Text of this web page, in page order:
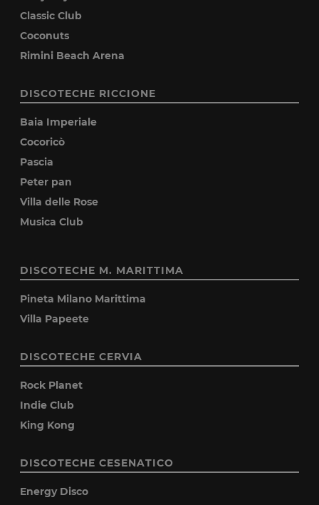
Classic Club
Coconuts
Rimini Beach Arena
DISCOTECHE RICCIONE
Baia Imperiale
Cocoricò
Pascia
Peter pan
Villa delle Rose
Musica Club
DISCOTECHE M. MARITTIMA
Pineta Milano Marittima
Villa Papeete
DISCOTECHE CERVIA
Rock Planet
Indie Club
King Kong
DISCOTECHE CESENATICO
Energy Disco